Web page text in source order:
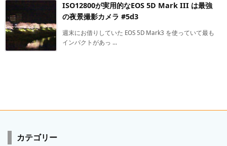
ISO12800が実用的なEOS 5D Mark III は最強
の夜景撮影カメラ #5d3
週末にお借りしていた EOS 5D Mark3 を使っていて最も
インパクトがあっ ...
カテゴリー